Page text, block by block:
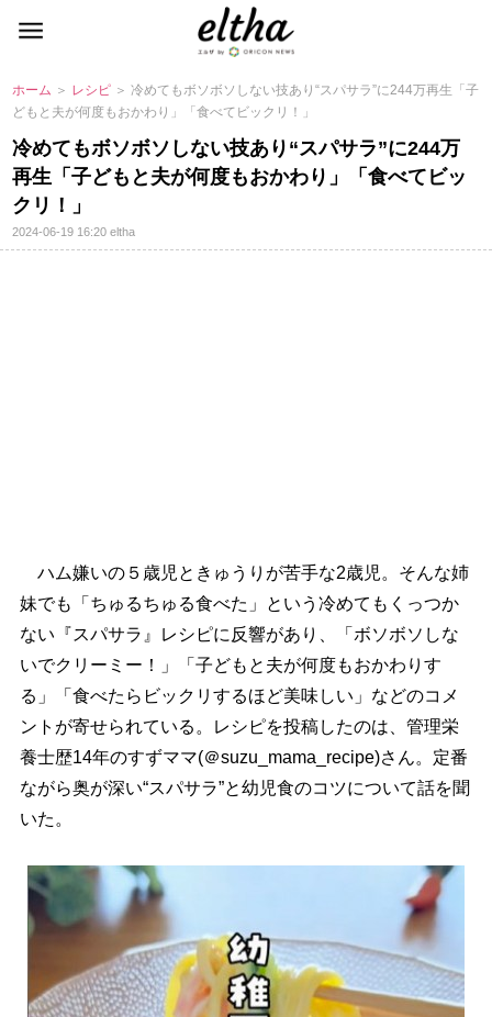
ホーム ＞ レシピ ＞ 冷めてもボソボソしない技あり“スパサラ”に244万再生「子
どもと夫が何度もおかわり」「食べてビックリ！」
冷めてもボソボソしない技あり“スパサラ”に244万
再生「子どもと夫が何度もおかわり」「食べてビッ
クリ！」
2024-06-19 16:20eltha
ハム嫌いの５歳児ときゅうりが苦手な2歳児。そんな姉
妹でも「ちゅるちゅる食べた」という冷めてもくっつか
ない『スパサラ』レシピに反響があり、「ボソボソしな
いでクリーミー！」「子どもと夫が何度もおかわりす
る」「食べたらビックリするほど美味しい」などのコメ
ントが寄せられている。レシピを投稿したのは、管理栄
養士歴14年のすずママ(＠suzu_mama_recipe)さん。定番
ながら奥が深い“スパサラ”と幼児食のコツについて話を聞
いた。